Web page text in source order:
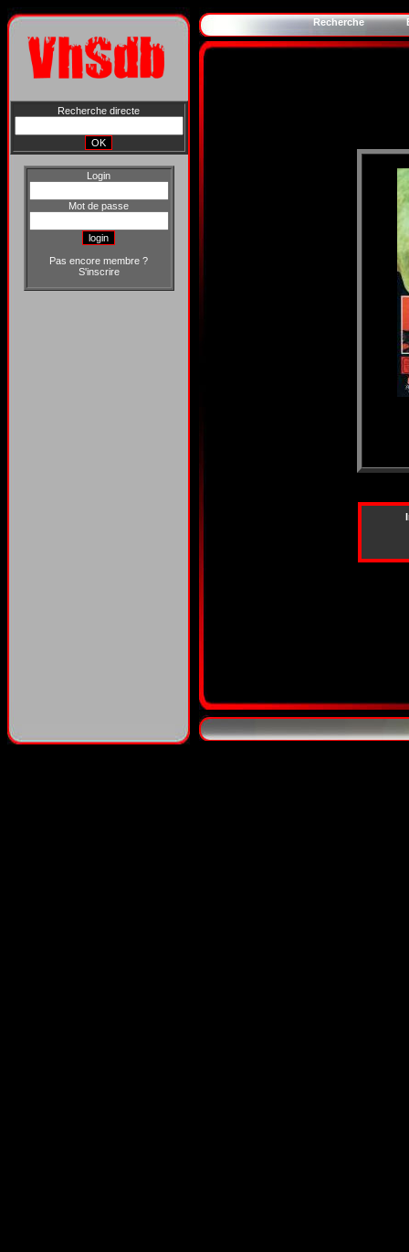
Recherche directe
Login
Mot de passe
Pas encore membre ?
S'inscrire
Recherche